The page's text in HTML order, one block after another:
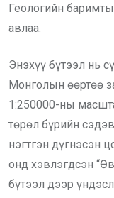
Геологийн
авлаа.
Энэхүү бүтээл нь
Монголын өөртөө
1:250000-ны
төрөл бүрийн
нэгтгэн дүгнэсэн
онд хэвлэгдсэн
бүтээл дээр